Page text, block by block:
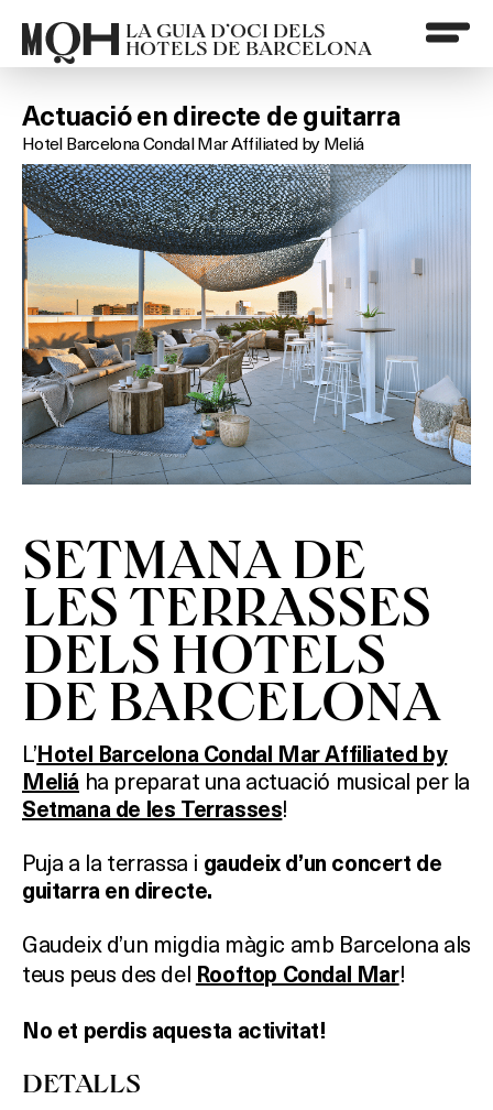
LA GUIA D’OCI DELS
HOTELS DE BARCELONA
Actuació en directe de guitarra
Hotel Barcelona Condal Mar Affiliated by Meliá
SETMANA DE
LES TERRASSES
DELS HOTELS
DE BARCELONA
L’ Hotel Barcelona Condal Mar Affiliated by
Meliá ha preparat una actuació musical per la
Setmana de les Terrasses!
Puja a la terrassa i gaudeix d’un concert de
guitarra en directe.
Gaudeix d’un migdia màgic amb Barcelona als
teus peus des del Rooftop Condal Mar!
No et perdis aquesta activitat!
DETALLS